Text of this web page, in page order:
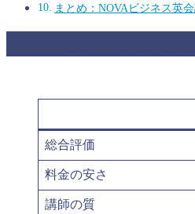
まとめ：NOVAビジネス英
総合評価
料金の安さ
講師の質